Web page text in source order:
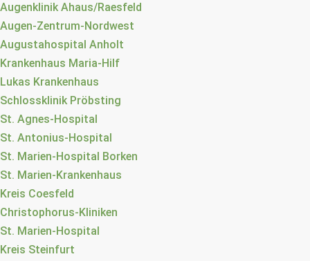
Augenklinik Ahaus/Raesfeld
Augen-Zentrum-Nordwest
Augustahospital Anholt
Krankenhaus Maria-Hilf
Lukas Krankenhaus
Schlossklinik Pröbsting
St. Agnes-Hospital
St. Antonius-Hospital
St. Marien-Hospital Borken
St. Marien-Krankenhaus
Kreis Coesfeld
Christophorus-Kliniken
St. Marien-Hospital
Kreis Steinfurt